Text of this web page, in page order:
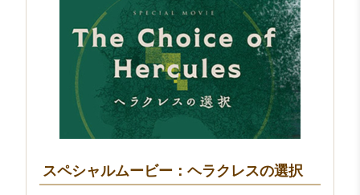
スペシャルムービー：ヘラクレスの選択